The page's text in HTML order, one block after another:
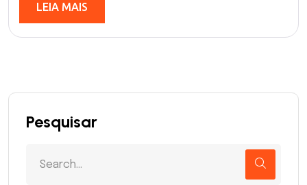
LEIA MAIS
Pesquisar